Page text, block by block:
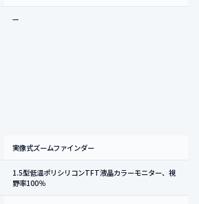
—
実像式ズームファインダー
1.5型低温ポリシリコンTFT液晶カラーモニター、視
野率100％